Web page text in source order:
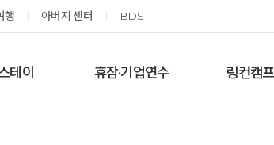
행 아버지 센터 BDS
테이 휴잠·기업연수 링컨캠프